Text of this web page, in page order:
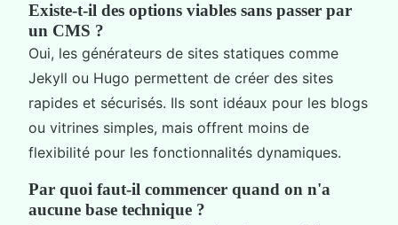
Existe-t-il des options viables sans passer par
un CMS ?
Oui, les générateurs de sites statiques comme
Jekyll ou Hugo permettent de créer des sites
rapides et sécurisés. Ils sont idéaux pour les blogs
ou vitrines simples, mais offrent moins de
flexibilité pour les fonctionnalités dynamiques.
Par quoi faut-il commencer quand on n'a
aucune base technique ?